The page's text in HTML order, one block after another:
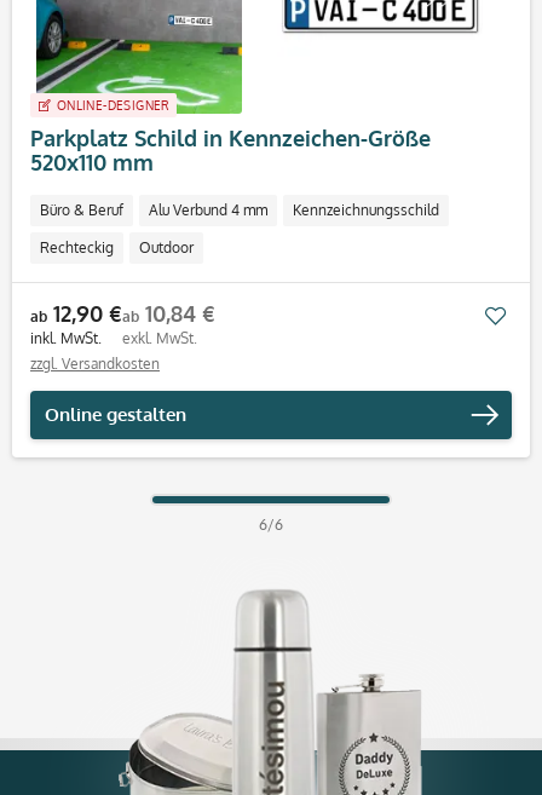
ONLINE-DESIGNER
Parkplatz Schild in Kennzeichen-Größe
520x110 mm
Büro & Beruf Alu Verbund 4 mm Kennzeichnungsschild
Rechteckig Outdoor
ab 12,90 €
inkl. MwSt.
ab 10,84 €
exkl. MwSt.
zzgl. Versandkosten
Online gestalten
6/6